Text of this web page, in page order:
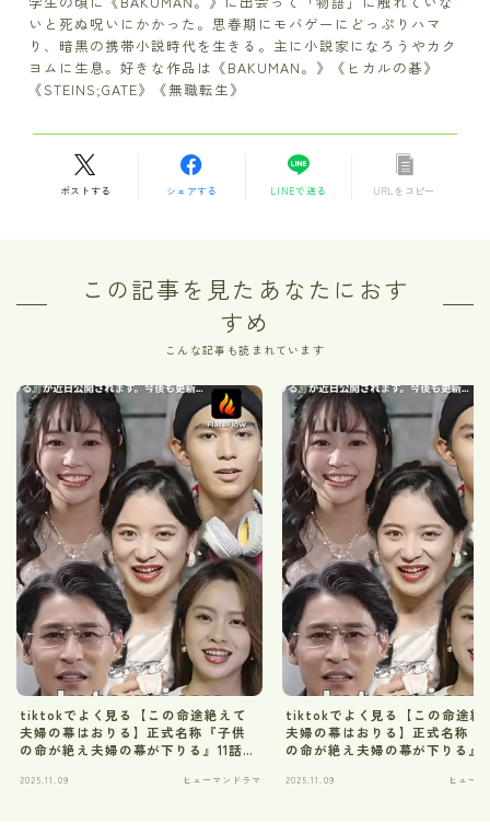
いと死ぬ呪いにかかった。思春期にモバゲーにどっぷりハマ
り、暗黒の携帯小説時代を生きる。主に小説家になろうやカク
ヨムに生息。好きな作品は《BAKUMAN。》《ヒカルの碁》
《STEINS;GATE》《無職転生》
ポストする シェアする LINEで送る URLをコピー
この記事を見たあなたにおす
すめ
こんな記事も読まれています
tiktokでよく見る【この命途絶えて
夫婦の幕はおりる】正式名称『子供
の命が絶え夫婦の幕が下りる』11話ネ
2025.11.09 ヒューマンドラマ
tiktokでよく見る【この命途絶
夫婦の幕はおりる】正式名称『
の命が絶え夫婦の幕が下りる』
2025.11.09 ヒュー